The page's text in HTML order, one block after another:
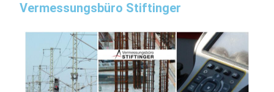
Vermessungsbüro Stiftinger